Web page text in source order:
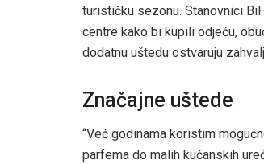
turističku sezonu. Stanovnici
centre kako bi kupili odjeću,
dodatnu uštedu ostvaruju
Značajne uštede
“Već godinama koristim
parfema do malih kućanskih